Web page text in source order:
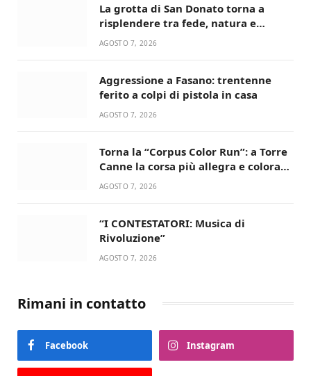
La grotta di San Donato torna a
risplendere tra fede, natura e
devozione
AGOSTO 7, 2026
Aggressione a Fasano: trentenne
ferito a colpi di pistola in casa
AGOSTO 7, 2026
Torna la “Corpus Color Run”: a Torre
Canne la corsa più allegra e colorata
dell’estate!
AGOSTO 7, 2026
“I CONTESTATORI: Musica di
Rivoluzione”
AGOSTO 7, 2026
Rimani in contatto
Facebook Instagram